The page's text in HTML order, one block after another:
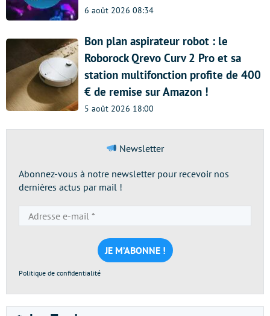
6 août 2026 08:34
Bon plan aspirateur robot : le
Roborock Qrevo Curv 2 Pro et sa
station multifonction profite de 400
€ de remise sur Amazon !
5 août 2026 18:00
Newsletter
Abonnez-vous à notre newsletter pour recevoir nos
dernières actus par mail !
e-
mail
*
Politique de confidentialité